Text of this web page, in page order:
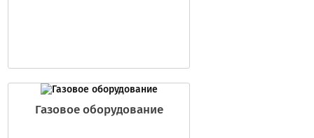
Газовое оборудование